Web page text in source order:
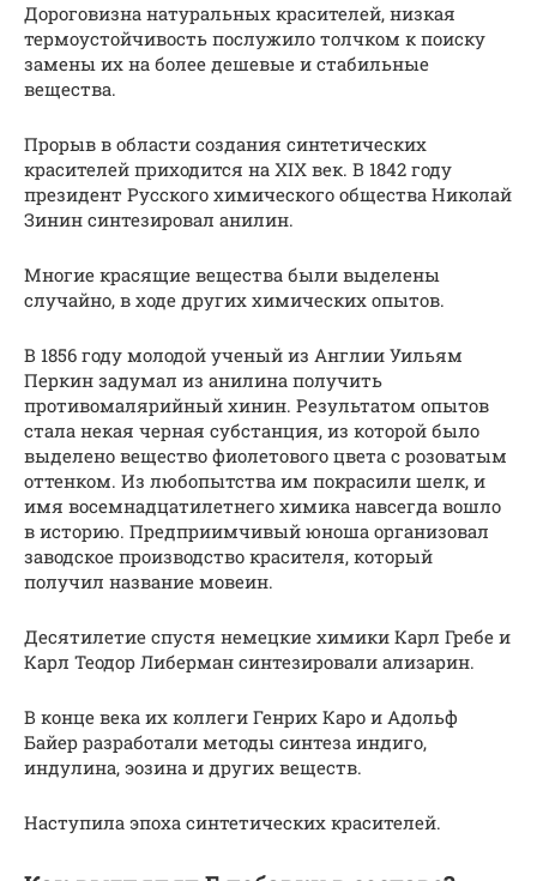
Дороговизна натуральных красителей, низкая
термоустойчивость послужило толчком к поиску
замены их на более дешевые и стабильные
вещества.
Прорыв в области создания синтетических
красителей приходится на XIX век. В 1842 году
президент Русского химического общества Николай
Зинин синтезировал анилин.
Многие красящие вещества были выделены
случайно, в ходе других химических опытов.
В 1856 году молодой ученый из Англии Уильям
Перкин задумал из анилина получить
противомалярийный хинин. Результатом опытов
стала некая черная субстанция, из которой было
выделено вещество фиолетового цвета с розоватым
оттенком. Из любопытства им покрасили шелк, и
имя восемнадцатилетнего химика навсегда вошло
в историю. Предприимчивый юноша организовал
заводское производство красителя, который
получил название мовеин.
Десятилетие спустя немецкие химики Карл Гребе и
Карл Теодор Либерман синтезировали ализарин.
В конце века их коллеги Генрих Каро и Адольф
Байер разработали методы синтеза индиго,
индулина, эозина и других веществ.
Наступила эпоха синтетических красителей.